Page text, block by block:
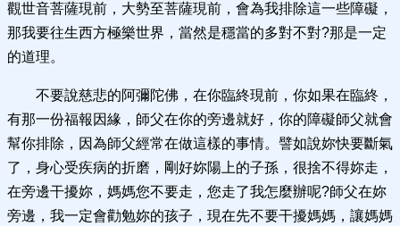
觀世音菩薩現前，大勢至菩薩現前，會為我排除這一些障礙，
那我要往生西方極樂世界，當然是穩當的多對不對?那是一定
的道理。
不要說慈悲的阿彌陀佛，在你臨終現前，你如果在臨終，
有那一份福報因緣，師父在你的旁邊就好，你的障礙師父就會
幫你排除，因為師父經常在做這樣的事情。譬如說妳快要斷氣
了，身心受疾病的折磨，剛好妳陽上的子孫，很捨不得妳走，
在旁邊干擾妳，媽媽您不要走，您走了我怎麼辦呢?師父在妳
旁邊，我一定會勸勉妳的孩子，現在先不要干擾媽媽，讓媽媽